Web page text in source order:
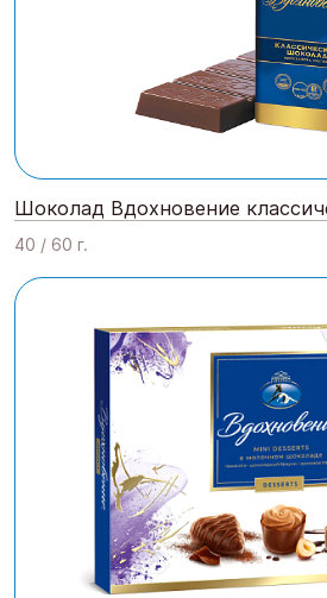
Шоколад Вдохновение
40 / 60 г.